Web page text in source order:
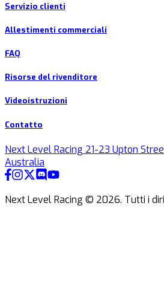
Servizio clienti
Allestimenti commerciali
FAQ
Risorse del rivenditore
Videoistruzioni
Contatto
Next Level Racing 21-23 Upton
Australia
Next Level Racing © 2026. Tutti i